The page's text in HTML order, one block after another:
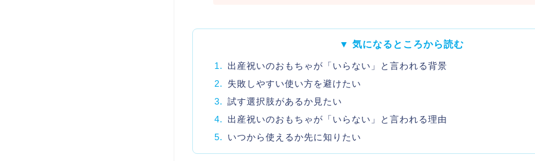
▼ 気になるところから読む
1.
出産祝いのおもちゃが「いらない」と言われる背景
2.
失敗しやすい使い方を避けたい
3. 試す選択肢があるか見たい
4.
出産祝いのおもちゃが「いらない」と言われる理由
5.
いつから使えるか先に知りたい